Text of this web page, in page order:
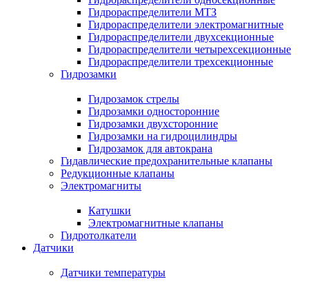
Гидрораспределители МТЗ
Гидрораспределители электромагнитные
Гидрораспределители двухсекционные
Гидрораспределители четырехсекционные
Гидрораспределители трехсекционные
Гидрозамки
Гидрозамок стрелы
Гидрозамки односторонние
Гидрозамки двухсторонние
Гидрозамки на гидроцилиндры
Гидрозамок для автокрана
Гидавлические предохранительные клапаны
Редукционные клапаны
Электромагниты
Катушки
Электромагнитные клапаны
Гидротолкатели
Датчики
Датчики температуры